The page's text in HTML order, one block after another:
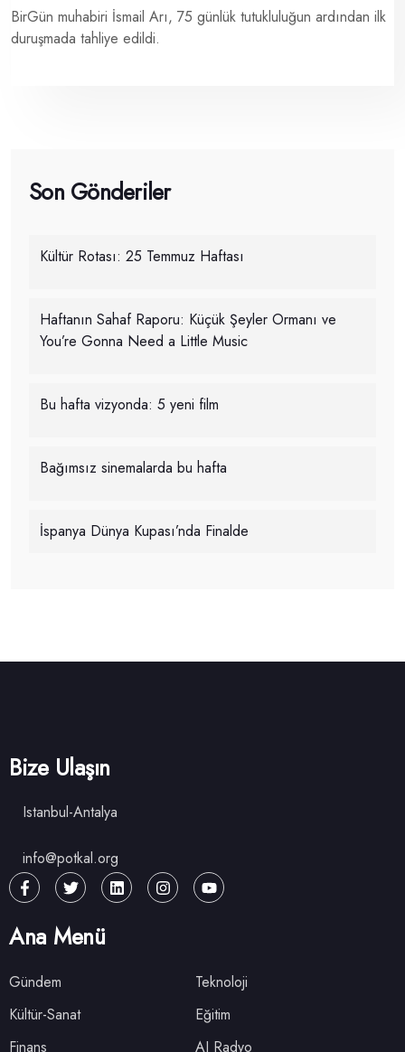
BirGün muhabiri İsmail Arı, 75 günlük tutukluluğun ardından ilk
duruşmada tahliye edildi.
Son Gönderiler
Kültür Rotası: 25 Temmuz Haftası
Haftanın Sahaf Raporu: Küçük Şeyler Ormanı ve
You’re Gonna Need a Little Music
Bu hafta vizyonda: 5 yeni film
Bağımsız sinemalarda bu hafta
İspanya Dünya Kupası’nda Finalde
Bize Ulaşın
Istanbul-Antalya
info@potkal.org
Ana Menü
Gündem
Teknoloji
Kültür-Sanat
Eğitim
Finans
AI Radyo